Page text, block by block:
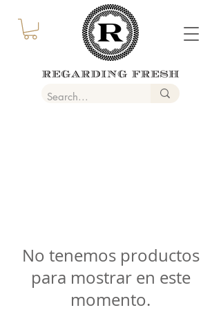
No tenemos productos
para mostrar en este
momento.